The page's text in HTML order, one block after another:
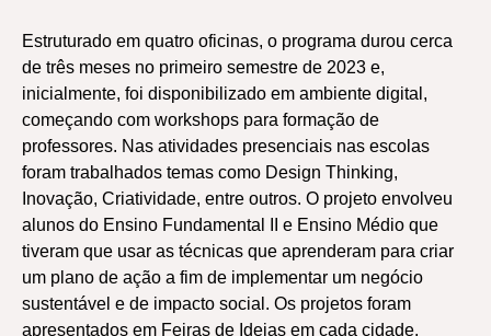
Estruturado em quatro oficinas, o programa durou cerca
de três meses no primeiro semestre de 2023 e,
inicialmente, foi disponibilizado em ambiente digital,
começando com workshops para formação de
professores. Nas atividades presenciais nas escolas
foram trabalhados temas como Design Thinking,
Inovação, Criatividade, entre outros. O projeto envolveu
alunos do Ensino Fundamental II e Ensino Médio que
tiveram que usar as técnicas que aprenderam para criar
um plano de ação a fim de implementar um negócio
sustentável e de impacto social. Os projetos foram
apresentados em Feiras de Ideias em cada cidade,